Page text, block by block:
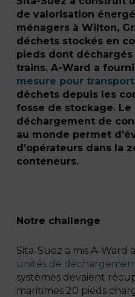
de valorisation
ménagers à Wilton,
déchets stockés en
pieds dont
trains. A-Ward a
mesure pour
déchets depuis les
fosse de stockage.
déchargement de
au monde permet
d’opérateurs dans la
conteneurs.
Notre challenge
Sita-Suez a mis A-
unités de
systèmes devaient
maritimes 20 pieds